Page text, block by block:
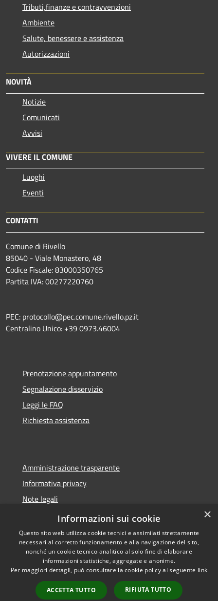
Tributi,finanze e contravvenzioni
Ambiente
Salute, benessere e assistenza
Autorizzazioni
NOVITÀ
Notizie
Comunicati
Avvisi
VIVERE IL COMUNE
Luoghi
Eventi
CONTATTI
Comune di Rivello
85040 - Viale Monastero, 48
Codice Fiscale: 83000350765
Partita IVA: 00277220760
PEC: protocollo@pec.comune.rivello.pz.it
Centralino Unico: +39 0973.46004
Prenotazione appuntamento
Segnalazione disservizio
Leggi le FAQ
Richiesta assistenza
Amministrazione trasparente
Informativa privacy
Note legali
Dichiarazione di accessibilità
Accessibilità
Copyright © 2026 • Comune di
Rivello • Powered by
Municipium•
Accesso
×
Informazioni sui cookie
Questo sito web utilizza cookie tecnici e assimilati strettamente
necessari al corretto funzionamento e alla navigazione del sito,
nonché un cookie tecnico analitico al solo fine di elaborare
informazioni statistiche, aggregate e anonime.
Per maggiori dettagli, può consultare la cookie policy al seguente link
ACCETTA TUTTO RIFIUTA TUTTO